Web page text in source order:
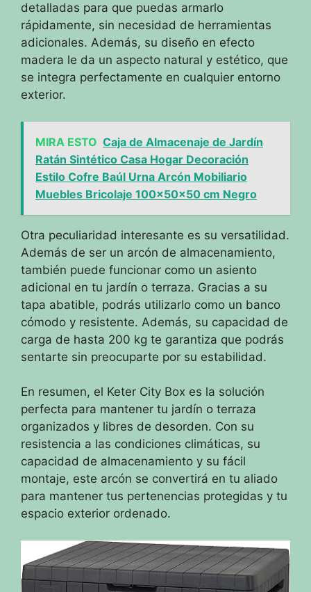
detalladas para que puedas armarlo
rápidamente, sin necesidad de herramientas
adicionales. Además, su diseño en efecto
madera le da un aspecto natural y estético, que
se integra perfectamente en cualquier entorno
exterior.
MIRA ESTO Caja de Almacenaje de Jardín
Ratán Sintético Casa Hogar Decoración
Estilo Cofre Baúl Urna Arcón Mobiliario
Muebles Bricolaje 100x50x50 cm Negro
Otra peculiaridad interesante es su versatilidad.
Además de ser un arcón de almacenamiento,
también puede funcionar como un asiento
adicional en tu jardín o terraza. Gracias a su
tapa abatible, podrás utilizarlo como un banco
cómodo y resistente. Además, su capacidad de
carga de hasta 200 kg te garantiza que podrás
sentarte sin preocuparte por su estabilidad.
En resumen, el Keter City Box es la solución
perfecta para mantener tu jardín o terraza
organizados y libres de desorden. Con su
resistencia a las condiciones climáticas, su
capacidad de almacenamiento y su fácil
montaje, este arcón se convertirá en tu aliado
para mantener tus pertenencias protegidas y tu
espacio exterior ordenado.